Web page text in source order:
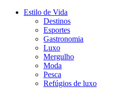
Estilo de Vida
Destinos
Esportes
Gastronomia
Luxo
Mergulho
Moda
Pesca
Refúgios de luxo